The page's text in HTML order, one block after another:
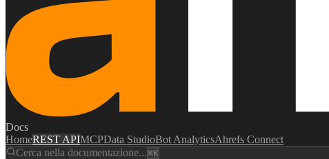
Docs
HomeREST APIMCPData StudioBot AnalyticsAhrefs Connect
Cerca nella documentazione...⌘K